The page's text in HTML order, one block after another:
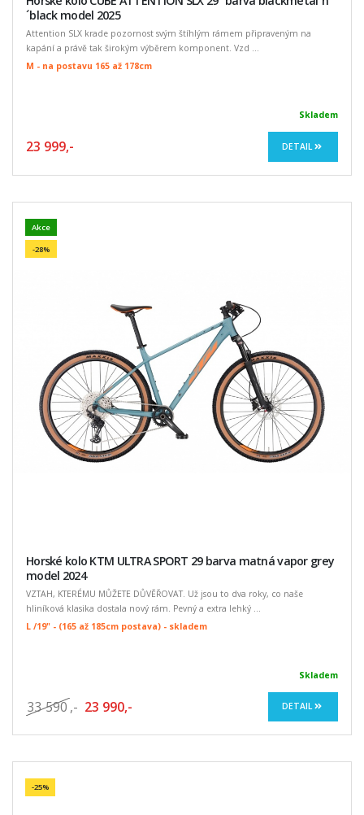
´black model 2025
Attention SLX krade pozornost svým štíhlým rámem připraveným na
kapání a právě tak širokým výběrem komponent. Vzd ...
M - na postavu 165 až 178cm
Skladem
23 999,- DETAIL
Akce
-28%
Horské kolo KTM ULTRA SPORT 29 barva matná vapor grey
model 2024
VZTAH, KTERÉMU MŮŽETE DŮVĚŘOVAT. Už jsou to dva roky, co naše
hliníková klasika dostala nový rám. Pevný a extra lehký ...
L /19" - (165 až 185cm postava) - skladem
Skladem
33 590 ,- 23 990,- DETAIL
-25%